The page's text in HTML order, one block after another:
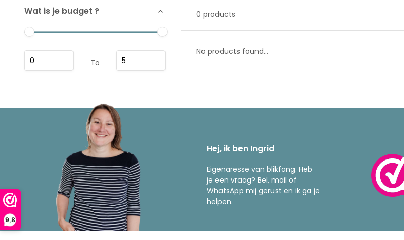
9,8
Wat is je budget ?
To
0 products
No products found...
Hej, ik ben Ingrid
Eigenaresse van blikfang. Heb
je een vraag? Bel, mail of
WhatsApp mij gerust en ik ga je
helpen.